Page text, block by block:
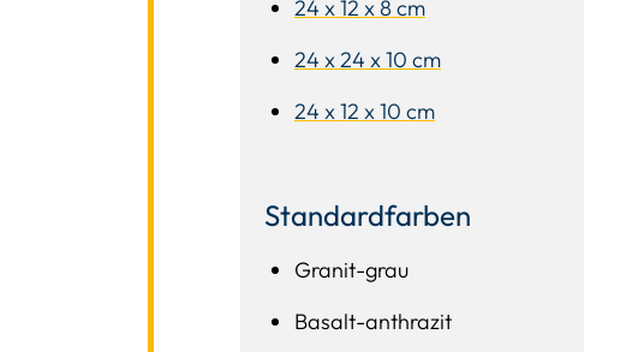
24 x 12 x 8 cm
24 x 24 x 10 cm
24 x 12 x 10 cm
Standardfarben
Granit-grau
Basalt-anthrazit